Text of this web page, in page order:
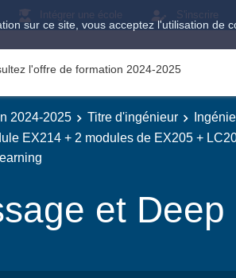
sur ce site, vous acceptez l'utilisation de
Intégrer une école S'inscrire
l'offre de formation 2024-2025
2024-2025 Titre d'ingénieur
EX214 + 2 modules de EX205 +
et Deep